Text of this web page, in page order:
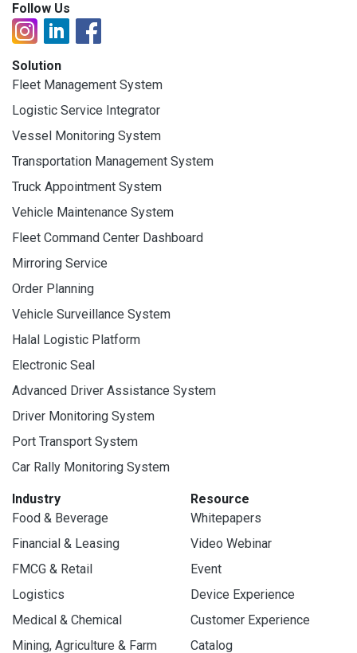
Follow Us
Solution
Fleet Management System
Logistic Service Integrator
Vessel Monitoring System
Transportation Management System
Truck Appointment System
Vehicle Maintenance System
Fleet Command Center Dashboard
Mirroring Service
Order Planning
Vehicle Surveillance System
Halal Logistic Platform
Electronic Seal
Advanced Driver Assistance System
Driver Monitoring System
Port Transport System
Car Rally Monitoring System
Industry
Food & Beverage
Financial & Leasing
FMCG & Retail
Logistics
Medical & Chemical
Mining, Agriculture & Farm
Resource
Whitepapers
Video Webinar
Event
Device Experience
Customer Experience
Catalog